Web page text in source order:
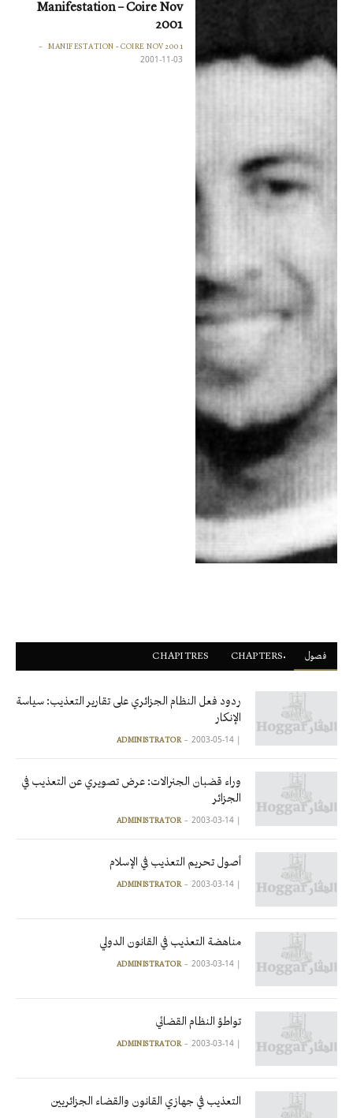
Manifestation – Coire Nov
2001
MANIFESTATION - COIRE NOV 2001
2001-11-03
فصول CHAPITRES
ردود فعل النظام الجزائري على تقارير التعذيب: سياسة
الإنكار
|
ADMINISTRATOR 2003-05-14
وراء قضبان الجنرالات: عرض تصويري عن التعذيب في
الجزائر
|
ADMINISTRATOR 2003-03-14
أصول تحريم التعذيب في الإسلام
|
ADMINISTRATOR 2003-03-14
مناهضة التعذيب في القانون الدولي
|
ADMINISTRATOR 2003-03-14
تواطؤ النظام القضائي
|
ADMINISTRATOR 2003-03-14
التعذيب في جهازي القانون والقضاء الجزائريين